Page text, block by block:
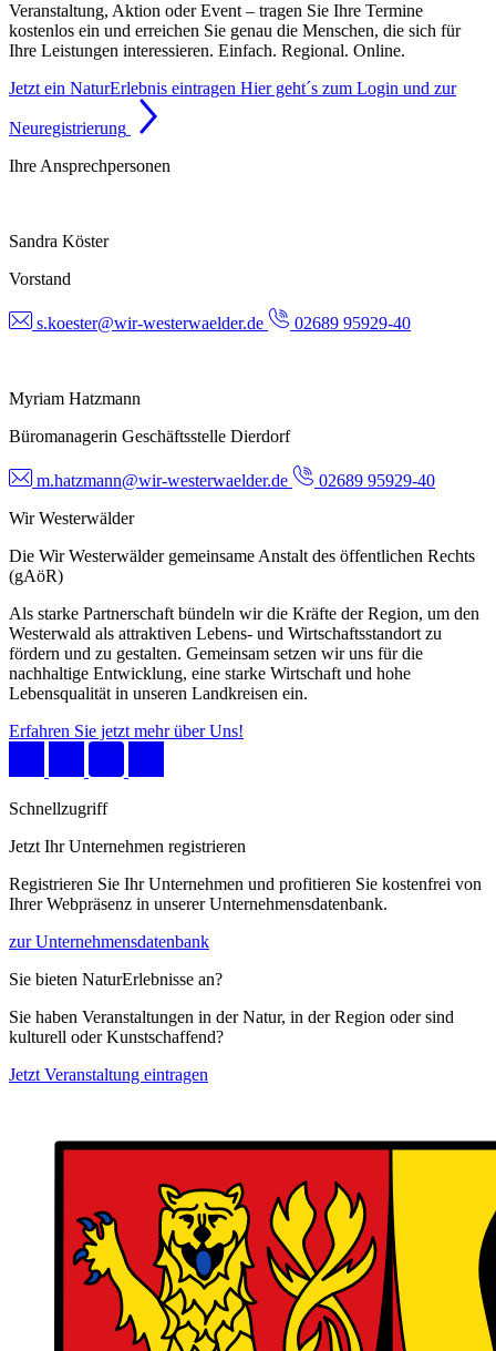
Veranstaltung, Aktion oder Event – tragen Sie Ihre Termine
kostenlos ein und erreichen Sie genau die Menschen, die sich für
Ihre Leistungen interessieren. Einfach. Regional. Online.
Jetzt ein NaturErlebnis eintragen Hier geht´s zum Login und zur
Neuregistrierung
Ihre Ansprechpersonen
Sandra Köster
Vorstand
s.koester@wir-westerwaelder.de 02689 95929-40
Myriam Hatzmann
Büromanagerin Geschäftsstelle Dierdorf
m.hatzmann@wir-westerwaelder.de
02689 95929-40
Wir Westerwälder
Die Wir Westerwälder gemeinsame Anstalt des öffentlichen Rechts
(gAöR)
Als starke Partnerschaft bündeln wir die Kräfte der Region, um den
Westerwald als attraktiven Lebens- und Wirtschaftsstandort zu
fördern und zu gestalten. Gemeinsam setzen wir uns für die
nachhaltige Entwicklung, eine starke Wirtschaft und hohe
Lebensqualität in unseren Landkreisen ein.
Erfahren Sie jetzt mehr über Uns!
Schnellzugriff
Jetzt Ihr Unternehmen registrieren
Registrieren Sie Ihr Unternehmen und profitieren Sie kostenfrei von
Ihrer Webpräsenz in unserer Unternehmensdatenbank.
zur Unternehmensdatenbank
Sie bieten NaturErlebnisse an?
Sie haben Veranstaltungen in der Natur, in der Region oder sind
kulturell oder Kunstschaffend?
Jetzt Veranstaltung eintragen